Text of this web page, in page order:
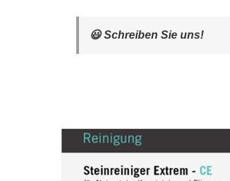
😃 Schreiben Sie uns!